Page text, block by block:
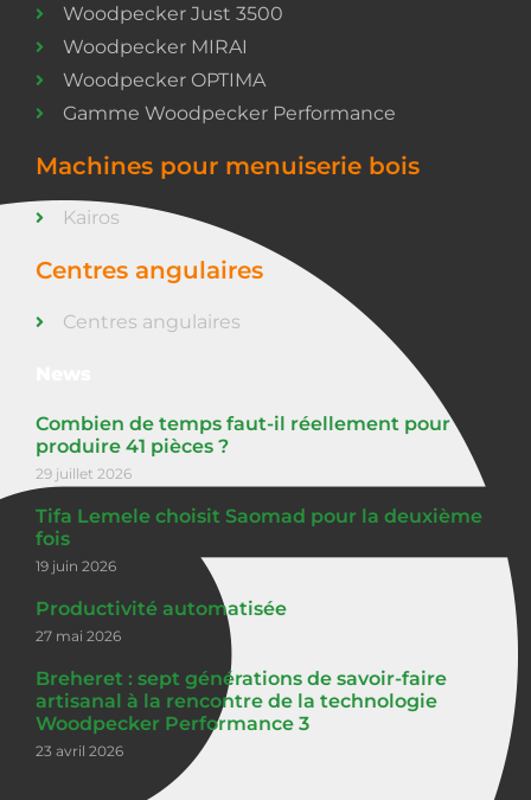
Woodpecker Just 3500
Woodpecker MIRAI
Woodpecker OPTIMA
Gamme Woodpecker Performance
Machines pour menuiserie bois
Kairos
Centres angulaires
Centres angulaires
Combien de temps faut-il réellement pour
produire 41 pièces ?
29 juillet 2026
Tifa Lemele choisit Saomad pour la deuxième
fois
19 juin 2026
Productivité automatisée
27 mai 2026
Breheret : sept générations de savoir-faire
artisanal à la rencontre de la technologie
Woodpecker Performance 3
23 avril 2026